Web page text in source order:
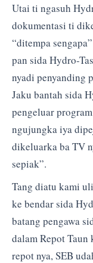
Utai ti ngasuh
dokumentasi ti
“ditempa
pan sida Hydro-
nyadi penyanding
Jaku bantah sida
pengeluar
ngujungka iya
dikeluarka ba TV
sepiak”.
Tang diatu kami
ke bendar sida
batang pengawa
dalam Repot
repot nya, SEB